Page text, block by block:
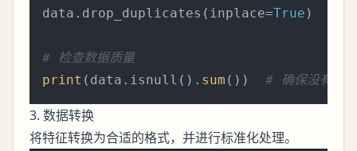
data.drop_duplicates(inplace=True )
# 检查数据质量
print (data.isnull(). sum ()) # 确保没有缺
3. 数据转换
将特征转换为合适的格式，并进行标准化处理。